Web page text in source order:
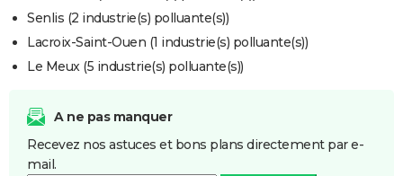
Senlis (2 industrie(s) polluante(s))
Lacroix-Saint-Ouen (1 industrie(s) polluante(s))
Le Meux (5 industrie(s) polluante(s))
A ne pas manquer
Recevez nos astuces et bons plans directement par e-
mail.